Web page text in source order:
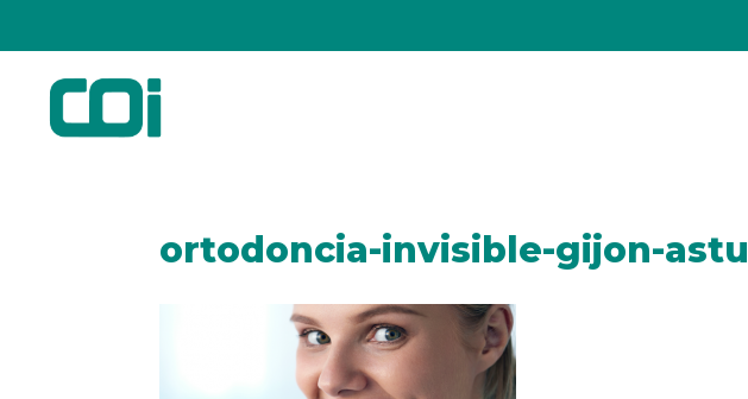
ortodoncia-invisible-gijon-